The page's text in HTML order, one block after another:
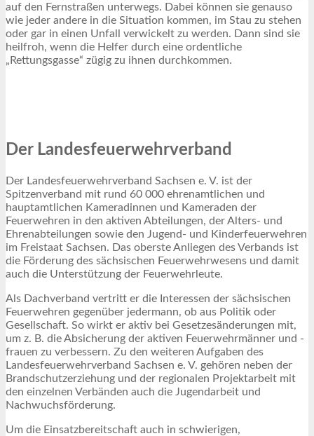
auf den Fernstraßen unterwegs. Dabei können sie genauso
wie jeder andere in die Situation kommen, im Stau zu stehen
oder gar in einen Unfall verwickelt zu werden. Dann sind sie
heilfroh, wenn die Helfer durch eine ordentliche
„Rettungsgasse“ zügig zu ihnen durchkommen.
Der Landesfeuerwehrverband
Der Landesfeuerwehrverband Sachsen e. V. ist der
Spitzenverband mit rund 60 000 ehrenamtlichen und
hauptamtlichen Kameradinnen und Kameraden der
Feuerwehren in den aktiven Abteilungen, der Alters- und
Ehrenabteilungen sowie den Jugend- und Kinderfeuerwehren
im Freistaat Sachsen. Das oberste Anliegen des Verbands ist
die Förderung des sächsischen Feuerwehrwesens und damit
auch die Unterstützung der Feuerwehrleute.
Als Dachverband vertritt er die Interessen der sächsischen
Feuerwehren gegenüber jedermann, ob aus Politik oder
Gesellschaft. So wirkt er aktiv bei Gesetzesänderungen mit,
um z. B. die Absicherung der aktiven Feuerwehrmänner und -
frauen zu verbessern. Zu den weiteren Aufgaben des
Landesfeuerwehrverband Sachsen e. V. gehören neben der
Brandschutzerziehung und der regionalen Projektarbeit mit
den einzelnen Verbänden auch die Jugendarbeit und
Nachwuchsförderung.
Um die Einsatzbereitschaft auch in schwierigen,